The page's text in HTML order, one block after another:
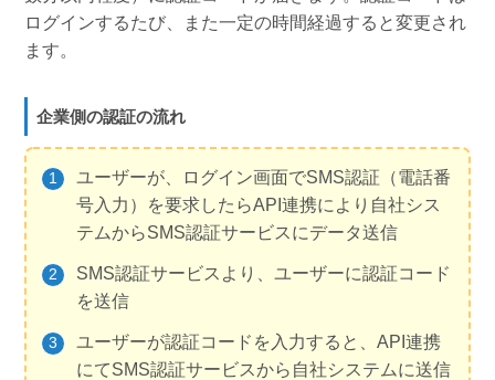
ログインするたび、また一定の時間経過すると変更され
ます。
企業側の認証の流れ
ユーザーが、ログイン画面でSMS認証（電話番
号入力）を要求したらAPI連携により自社シス
テムからSMS認証サービスにデータ送信
SMS認証サービスより、ユーザーに認証コード
を送信
ユーザーが認証コードを入力すると、API連携
にてSMS認証サービスから自社システムに送信